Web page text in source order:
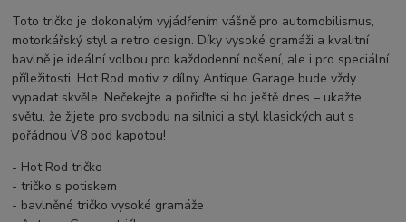
Toto tričko je dokonalým vyjádřením vášně pro automobilismus,
motorkářský styl a retro design. Díky vysoké gramáži a kvalitní
bavlně je ideální volbou pro každodenní nošení, ale i pro speciální
příležitosti. Hot Rod motiv z dílny Antique Garage bude vždy
vypadat skvěle. Nečekejte a pořiďte si ho ještě dnes – ukažte
světu, že žijete pro svobodu na silnici a styl klasických aut s
pořádnou V8 pod kapotou!
- Hot Rod tričko
- tričko s potiskem
- bavlněné tričko vysoké gramáže